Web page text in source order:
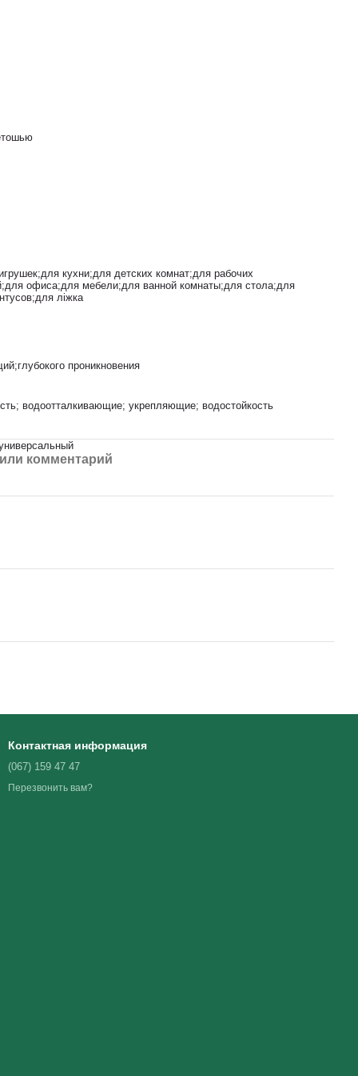
кухни;для детских комнат;для рабочих
офиса;для мебели;для ванной комнаты;для стола;для
ліжка
проникновения
водоотталкивающие; укрепляющие; водостойкость
комментарий
Контактная информация
(067) 159 47 47
Перезвонить вам?